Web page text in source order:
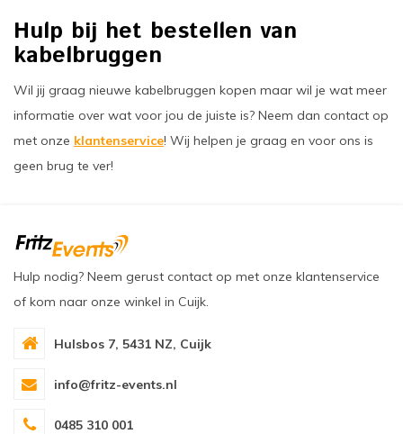
Hulp bij het bestellen van
kabelbruggen
Wil jij graag nieuwe kabelbruggen kopen maar wil je wat meer
informatie over wat voor jou de juiste is? Neem dan contact op
met onze klantenservice! Wij helpen je graag en voor ons is
geen brug te ver!
Hulp nodig? Neem gerust contact op met onze klantenservice
of kom naar onze winkel in Cuijk.
Hulsbos 7, 5431 NZ, Cuijk
info@fritz-events.nl
0485 310 001